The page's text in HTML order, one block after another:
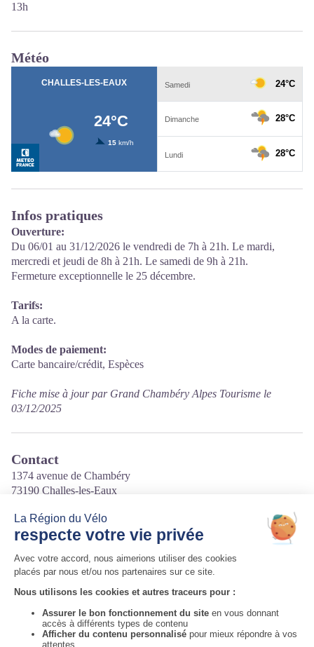
13h
Météo
Infos pratiques
Ouverture:
Du 06/01 au 31/12/2026 le vendredi de 7h à 21h. Le mardi,
mercredi et jeudi de 8h à 21h. Le samedi de 9h à 21h.
Fermeture exceptionnelle le 25 décembre.
Tarifs:
A la carte.
Modes de paiement:
Carte bancaire/crédit, Espèces
Fiche mise à jour par Grand Chambéry Alpes Tourisme le
03/12/2025
Contact
1374 avenue de Chambéry
73190 Challes-les-Eaux
Courriel:
au.biju@hotmail.fr
Site internet:
https://au-bistro-de-julie.eatbu.com/?lang=fr